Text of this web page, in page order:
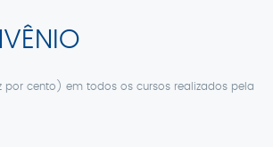
por cento) em todos os cursos realizados pela